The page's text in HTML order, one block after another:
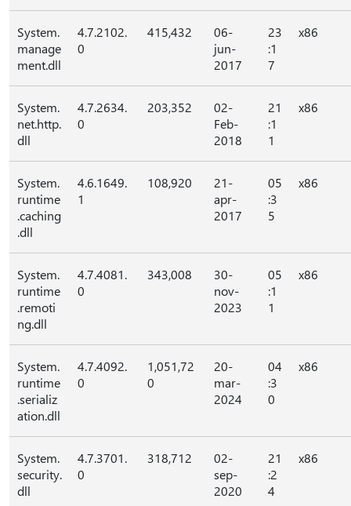
System.
manage
ment.dll
4.7.2102.
0
415,432
06-
jun-
2017
23
:1
7
x86
System.
net.http.
dll
4.7.2634.
0
203,352
02-
Feb-
2018
21
:1
1
x86
System.
runtime
.caching
.dll
4.6.1649.
1
108,920
21-
apr-
2017
05
:3
5
x86
System.
runtime
.remoti
ng.dll
4.7.4081.
0
343,008
30-
nov-
2023
05
:1
1
x86
System.
runtime
.serializ
ation.dll
4.7.4092.
0
1,051,72
0
20-
mar-
2024
04
:3
0
x86
System.
security.
dll
4.7.3701.
0
318,712
02-
sep-
2020
21
:2
4
x86